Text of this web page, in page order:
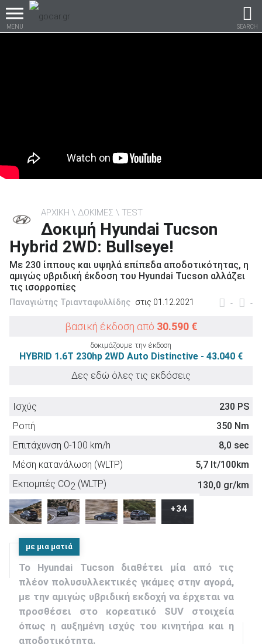
MENU SEARCH
βρες το!
Καινούρια
ΑΝΑΖΗΤΗΣΗ
Μεταχειρισμένα
ΑΝΑΖΗΤΗΣΗ
Επιχειρήσεις
ΑΝΑΖΗΤΗΣΗ
ΑΡΧΙΚΗ ΔΟΚΙΜΕΣ TEST
Δοκιμή Hyundai Tucson
Hybrid 2WD: Bullseye!
Με 230 ίππους και υψηλά επίπεδα αποδοτικότητας, η
αμιγώς υβριδική έκδοση του Hyundai Tucson αλλάζει
τις ισορροπίες
- -
Παναγιώτης Τριανταφυλλίδης στις 01.12.2021
βασική έκδοση από 30.590 €
δοκιμάζουμε την έκδοση
HYBRID 1.6T 230hp 2WD Auto Distinctive - 43.040 €
Δες εδώ όλες τις εκδόσεις
Ισχύς
230 PS
Ροπή
350 Nm
Επιτάχυνση 0-100 km/h
8,0 sec
Μέση κατανάλωση (WLTP)
5,7 lt/100km
Εκπομπές CO2 (WLTP)
130,0 gr/km
Euro NCAP
+34
με μια ματιά
To Hyundai Tucson διαθέτει μία από τις
πλέον πολυσυλλεκτικές γκάμες στην αγορά,
με την αμιγώς υβριδική εκδοχή να έρχεται να
προσθέσει στο κορεατικό SUV στοιχεία
όπως η αυξημένη ισχύς του κινητήρα και η
αποδοτικότητα.